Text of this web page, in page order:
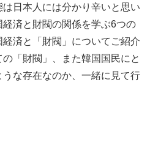
日本人には分かり辛いと思い
済と財閥の関係を学ぶ6つの
済と「財閥」についてご紹介
「財閥」、また韓国国民にと
な存在なのか、一緒に見て行